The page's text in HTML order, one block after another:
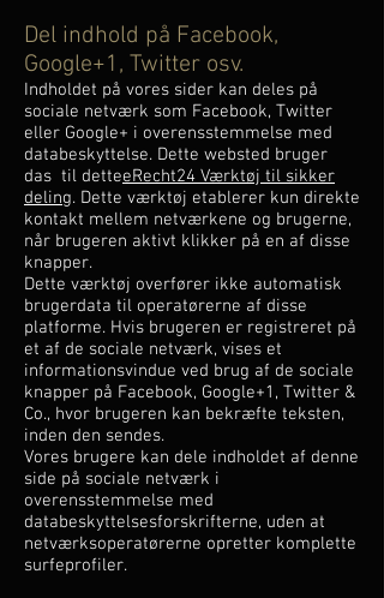
Del indhold på Facebook,
Google+1, Twitter osv.
Indholdet på vores sider kan deles på
sociale netværk som Facebook, Twitter
eller Google+ i overensstemmelse med
databeskyttelse. Dette websted bruger
das til detteeRecht24 Værktøj til sikker
deling. Dette værktøj etablerer kun direkte
kontakt mellem netværkene og brugerne,
når brugeren aktivt klikker på en af disse
knapper.
Dette værktøj overfører ikke automatisk
brugerdata til operatørerne af disse
platforme. Hvis brugeren er registreret på
et af de sociale netværk, vises et
informationsvindue ved brug af de sociale
knapper på Facebook, Google+1, Twitter &
Co., hvor brugeren kan bekræfte teksten,
inden den sendes.
Vores brugere kan dele indholdet af denne
side på sociale netværk i
overensstemmelse med
databeskyttelsesforskrifterne, uden at
netværksoperatørerne opretter komplette
surfeprofiler.